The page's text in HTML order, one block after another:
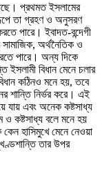
প্রথমত ইসলামের
তা গ্রহণ ও অনুসরণ
পারে। ইবাদত-বন্দেগী
অর্থনৈতিক ও
পারে। অন্য দিকে
বিধান মেনে চলার
কঠিনও মনে হয়, তবে
শান্তি নির্ভর করে। এই
যায় এবং অনেক কষ্টসাধ্য
ও কষ্টসাধ্য বলে মনে হয়
হাসিমুখে মেনে নেওয়া
তার উপর